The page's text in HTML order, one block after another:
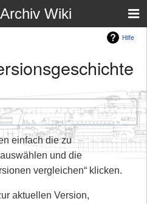
Wiki
Hilfe
einfach die zu
und die
vergleichen“ klicken.
aktuellen Version,